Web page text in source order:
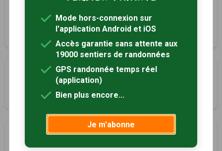
Montmirail, Marne (51)
Balade Camille Claudel
Nogent-sur-Seine, Aube (10)
8.3 km Tracé GPS
Orbais-l'Abbaye en 4 balades
Orbais-l'Abbaye, Marne (51)
Mode hors-connexion sur
l'application Android et iOS
Accès garantie sans attente aux
19000 sentiers de randonnées
GPS randonnée temps réel
(application)
Bien plus encore...
Je m'abonne